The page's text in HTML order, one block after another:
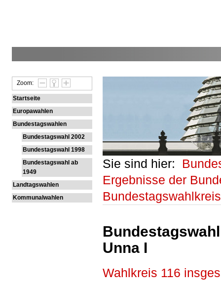
Zoom:
Startseite
Europawahlen
Bundestagswahlen
Bundestagswahl 2002
Bundestagswahl 1998
Bundestagswahl ab
1949
Landtagswahlen
Kommunalwahlen
Sie sind hier:
Ergebnisse der
Unna I
Wahlkreis 116